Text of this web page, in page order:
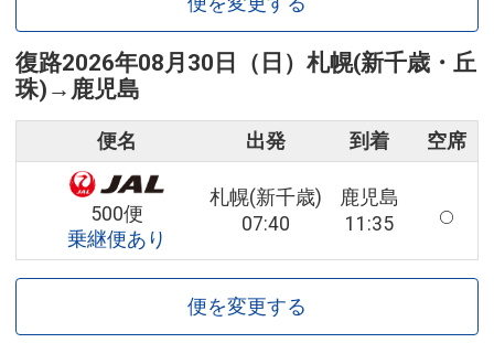
復路2026年08月30日（日） 札幌(新千歳・丘
珠) → 鹿児島
便名 出発 到着 空席
500便
乗継便あり
札幌(新千歳)
07:40
鹿児島
11:35
便を変更する